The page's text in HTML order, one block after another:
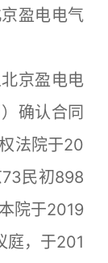
盈电电气
京盈电电
确认合同
法院于20
民初898
院于2019
庭，于201